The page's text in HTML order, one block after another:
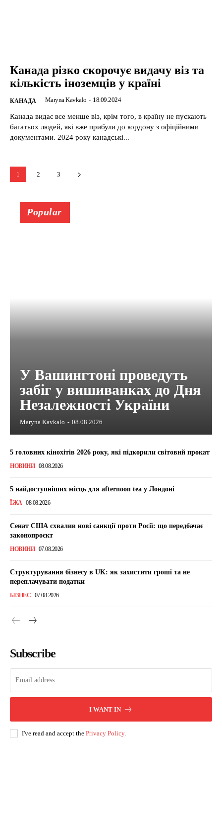
Канада різко скорочує видачу віз та
кількість іноземців у країні
КАНАДА Maryna Kavkalo - 18.09.2024
Канада видає все менше віз, крім того, в країну не пускають
багатьох людей, які вже прибули до кордону з офіційними
документами. 2024 року канадські...
1 2 3
Popular
У Вашингтоні проведуть
забіг у вишиванках до Дня
Незалежності України
Maryna Kavkalo - 08.08.2026
5 головних кінохітів 2026 року, які підкорили світовий прокат
НОВИНИ 08.08.2026
5 найдоступніших місць для afternoon tea у Лондоні
ЇЖА 08.08.2026
Сенат США схвалив нові санкції проти Росії: що передбачає
законопроєкт
НОВИНИ 07.08.2026
Структурування бізнесу в UK: як захистити гроші та не
переплачувати податки
БІЗНЕС 07.08.2026
Subscribe
I WANT IN
I've read and accept the Privacy Policy.